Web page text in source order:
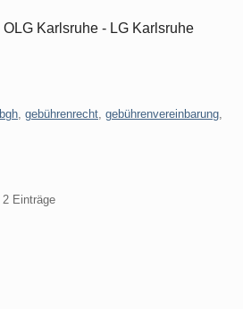
OLG Karlsruhe - LG Karlsruhe
bgh gebührenrecht gebührenvereinbarung
Einträge